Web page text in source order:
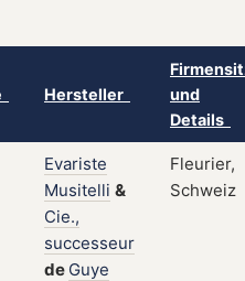
Hersteller
und
Details
Evariste
Musitelli &
Cie.,
successeur
de Guye
Fleurier,
Schweiz